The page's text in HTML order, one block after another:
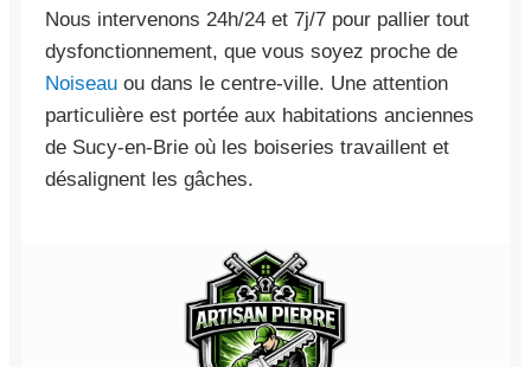
Nous intervenons 24h/24 et 7j/7 pour pallier tout
dysfonctionnement, que vous soyez proche de
Noiseau ou dans le centre-ville. Une attention
particulière est portée aux habitations anciennes
de Sucy-en-Brie où les boiseries travaillent et
désalignent les gâches.